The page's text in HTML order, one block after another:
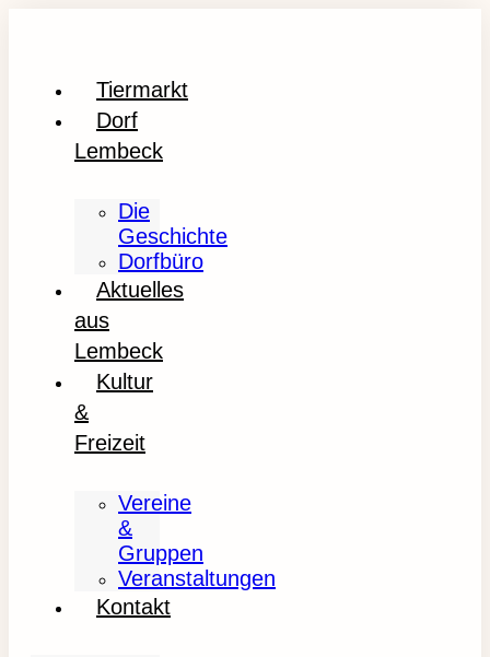
Tiermarkt
Dorf
Lembeck
Die
Geschichte
Dorfbüro
Aktuelles
aus
Lembeck
Kultur
&
Freizeit
Vereine
&
Gruppen
Veranstaltungen
Kontakt